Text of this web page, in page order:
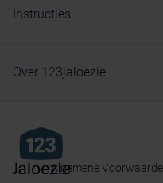
Instructies
Over 123jaloezie
Algemene